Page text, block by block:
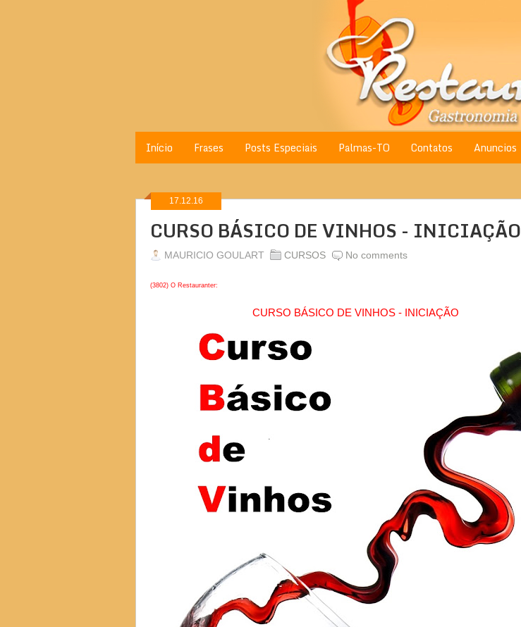
Início Frases Posts Especiais Palmas-TO Contatos Anuncios
17.12.16
CURSO BÁSICO DE VINHOS - INICIAÇÃO
MAURICIO GOULART CURSOS No comments
(3802) O Restauranter:
CURSO BÁSICO DE VINHOS - INICIAÇÃO